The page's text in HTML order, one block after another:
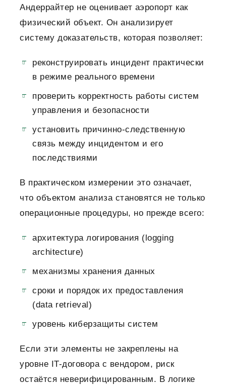
Андеррайтер не оценивает аэропорт как
физический объект. Он анализирует
систему доказательств, которая позволяет:
реконструировать инцидент практически
в режиме реального времени
проверить корректность работы систем
управления и безопасности
установить причинно-следственную
связь между инцидентом и его
последствиями
В практическом измерении это означает,
что объектом анализа становятся не только
операционные процедуры, но прежде всего:
архитектура логирования (logging
architecture)
механизмы хранения данных
сроки и порядок их предоставления
(data retrieval)
уровень киберзащиты систем
Если эти элементы не закреплены на
уровне IT-договора с вендором, риск
остаётся неверифицированным. В логике